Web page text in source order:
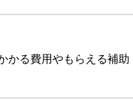
かる費用やもらえる補助